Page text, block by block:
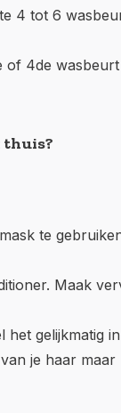
4 tot 6
of 4de
thuis?
te
Maak
het gelijkmatig
je haar